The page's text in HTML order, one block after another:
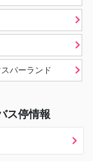
パーランド
ス停情報